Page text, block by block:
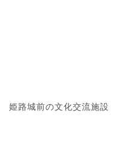
姫路城前の文化交流施設